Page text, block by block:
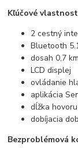
Kľúčové
2 cestný
Bluetooth
dosah 0,7 km
LCD displej
ovládanie
aplikácia
dĺžka
dobíjacia
Bezproblémová